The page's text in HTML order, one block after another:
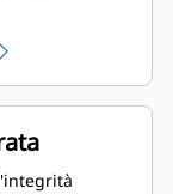
il fondo
trascini,
si